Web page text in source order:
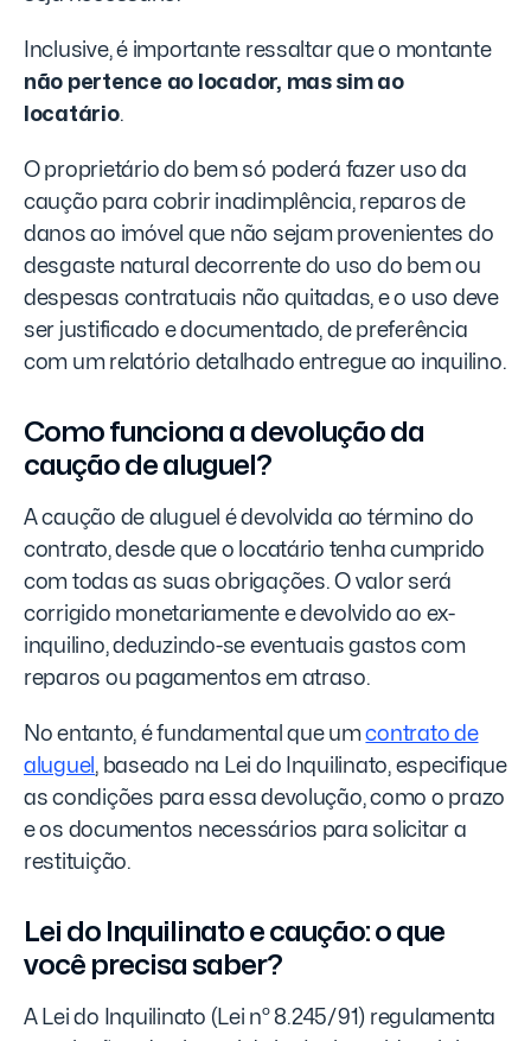
Inclusive, é importante ressaltar que o montante
não pertence ao locador, mas sim ao
locatário.
O proprietário do bem só poderá fazer uso da
caução para cobrir inadimplência, reparos de
danos ao imóvel que não sejam provenientes do
desgaste natural decorrente do uso do bem ou
despesas contratuais não quitadas, e o uso deve
ser justificado e documentado, de preferência
com um relatório detalhado entregue ao inquilino.
Como funciona a devolução da
caução de aluguel?
A caução de aluguel é devolvida ao término do
contrato, desde que o locatário tenha cumprido
com todas as suas obrigações. O valor será
corrigido monetariamente e devolvido ao ex-
inquilino, deduzindo-se eventuais gastos com
reparos ou pagamentos em atraso.
No entanto, é fundamental que umcontrato de
aluguel , baseado na Lei do Inquilinato, especifique
as condições para essa devolução, como o prazo
e os documentos necessários para solicitar a
restituição.
Lei do Inquilinato e caução: o que
você precisa saber?
A Lei do Inquilinato (Lei nº 8.245/91) regulamenta